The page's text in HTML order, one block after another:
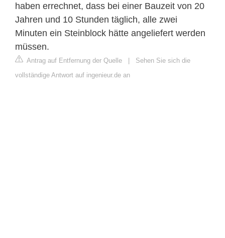
haben errechnet, dass bei einer Bauzeit von 20
Jahren und 10 Stunden täglich, alle zwei
Minuten ein Steinblock hätte angeliefert werden
müssen.
Antrag auf Entfernung der Quelle | Sehen Sie sich die
vollständige Antwort auf ingenieur.de an